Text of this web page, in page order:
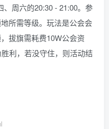
周六的20:30 - 21:00。参
所需等级。玩法是公会会
拔旗需耗费10W公会资
利，若没守住，则活动结